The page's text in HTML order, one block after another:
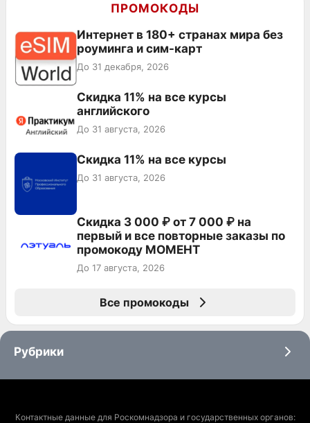
ПРОМОКОДЫ
Интернет в 180+ странах мира без
роуминга и сим-карт
До 31 декабря, 2026
Скидка 11% на все курсы
английского
До 31 августа, 2026
Скидка 11% на все курсы
До 31 августа, 2026
Скидка 3 000 ₽ от 7 000 ₽ на
первый и все повторные заказы по
промокоду МОМЕНТ
До 17 августа, 2026
Все промокоды
Рубрики
Контактные данные для Роскомнадзора и государственных органов: